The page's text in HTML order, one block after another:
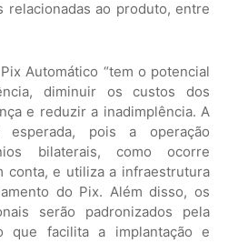
relacionadas ao produto, entre
Automático “tem o potencial
diminuir os custos dos
e reduzir a inadimplência. A
pois a operação
bilaterais, como ocorre
conta, e utiliza a infraestrutura
do Pix. Além disso, os
serão padronizados pela
que facilita a implantação e